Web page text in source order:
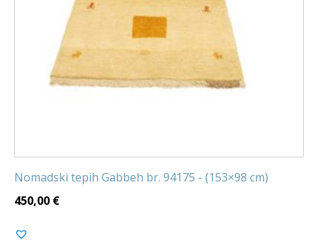
Nomadski tepih Gabbeh br. 94175 - (153×98 cm)
450,00 €